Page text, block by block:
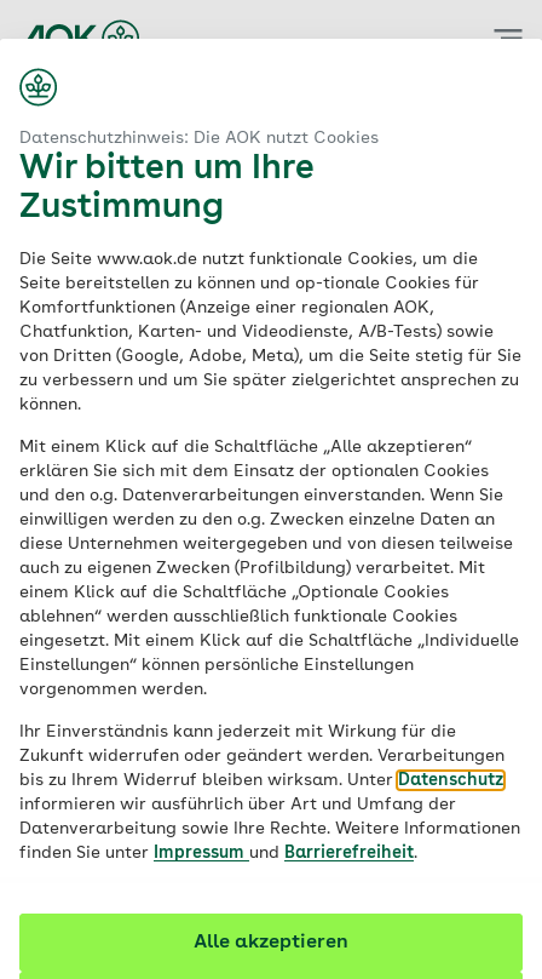
Datenschutzhinweis: Die AOK nutzt Cookies
Wir bitten um Ihre
Zustimmung
Die Seite www.aok.de nutzt funktionale Cookies, um die
Seite bereitstellen zu können und op-tionale Cookies für
Komfortfunktionen (Anzeige einer regionalen AOK,
Chatfunktion, Karten- und Videodienste, A/B-Tests) sowie
von Dritten (Google, Adobe, Meta), um die Seite stetig für Sie
zu verbessern und um Sie später zielgerichtet ansprechen zu
können.
Mit einem Klick auf die Schaltfläche „Alle akzeptieren“
erklären Sie sich mit dem Einsatz der optionalen Cookies
und den o.g. Datenverarbeitungen einverstanden. Wenn Sie
einwilligen werden zu den o.g. Zwecken einzelne Daten an
diese Unternehmen weitergegeben und von diesen teilweise
auch zu eigenen Zwecken (Profilbildung) verarbeitet. Mit
einem Klick auf die Schaltfläche „Optionale Cookies
ablehnen“ werden ausschließlich funktionale Cookies
eingesetzt. Mit einem Klick auf die Schaltfläche „Individuelle
Einstellungen“ können persönliche Einstellungen
vorgenommen werden.
Ihr Einverständnis kann jederzeit mit Wirkung für die
Zukunft widerrufen oder geändert werden. Verarbeitungen
bis zu Ihrem Widerruf bleiben wirksam. Unter Datenschutz
informieren wir ausführlich über Art und Umfang der
Datenverarbeitung sowie Ihre Rechte. Weitere Informationen
finden Sie unter
Impressum und Barrierefreiheit.
Alle akzeptieren
Zum
Hauptinhalt
springen
moodgym
durchbrechen: Das lernen Sie interaktiv
mit „moodgym“.